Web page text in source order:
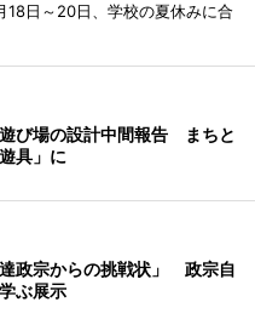
18日～20日、学校の夏休みに合
び場の設計中間報告 まちと
具」に
政宗からの挑戦状」 政宗自
ぶ展示